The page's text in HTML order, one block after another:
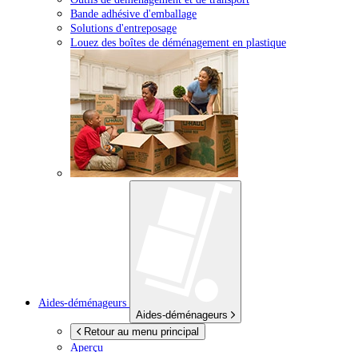
Bande adhésive d'emballage
Solutions d'entreposage
Louez des boîtes de déménagement en plastique
Aides-déménageurs
Aides-déménageurs
Retour au menu principal
Aperçu